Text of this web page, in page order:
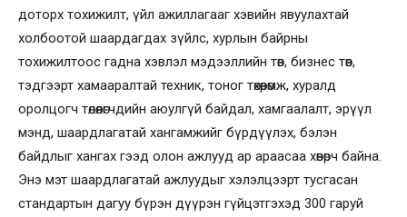
доторх тохижилт, үйл ажиллагааг хэвийн явуулахтай
холбоотой шаардагдах зүйлс, хурлын байрны
тохижилтоос гадна хэвлэл мэдээллийн төв, бизнес төв,
тэдгээрт хамааралтай техник, тоног төхөөрөмж, хуралд
оролцогч төлөөлөгчдийн аюулгүй байдал, хамгаалалт, эрүүл
мэнд, шаардлагатай хангамжийг бүрдүүлэх, бэлэн
байдлыг хангах гээд олон ажлууд ар араасаа хөвөрч байна.
Энэ мэт шаардлагатай ажлуудыг хэлэлцээрт тусгасан
стандартын дагуу бүрэн дүүрэн гүйцэтгэхэд 300 гаруй